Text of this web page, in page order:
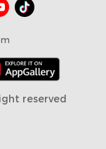
reserved